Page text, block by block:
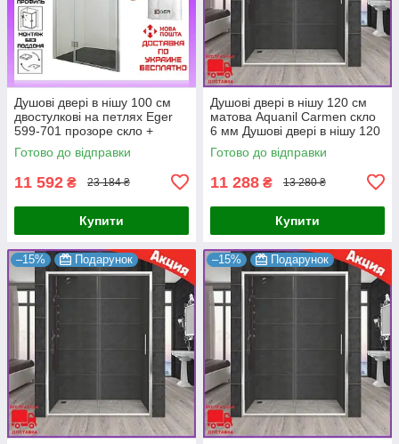
Душові двері в нішу 100 см
двостулкові на петлях Eger
599-701 прозоре скло +
Банний рушник
Готово до відправки
11 592 ₴ 23 184 ₴
Купити
Душові двері в нішу 120 см
матова Aquanil Carmen скло
6 мм Душові двері в нішу 120
см
Готово до відправки
11 288 ₴ 13 280 ₴
Купити
–15% Подарунок –15% Подарунок